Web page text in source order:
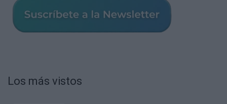
Los más vistos